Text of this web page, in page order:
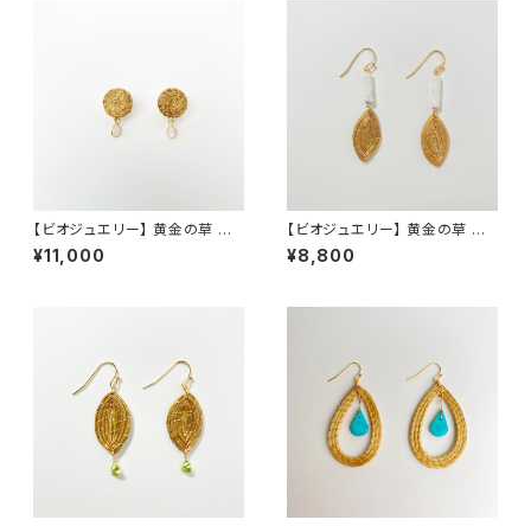
【ビオジュエリー】 黄金の草 カッ
ピンドウラード ピアス・イヤリ
ング ラウンド レインボームーン
¥11,000
【ビオジュエリー】 黄金の草 カッ
ピンドウラード ピアス イヤリン
グ リーフ ハウライト
¥8,800